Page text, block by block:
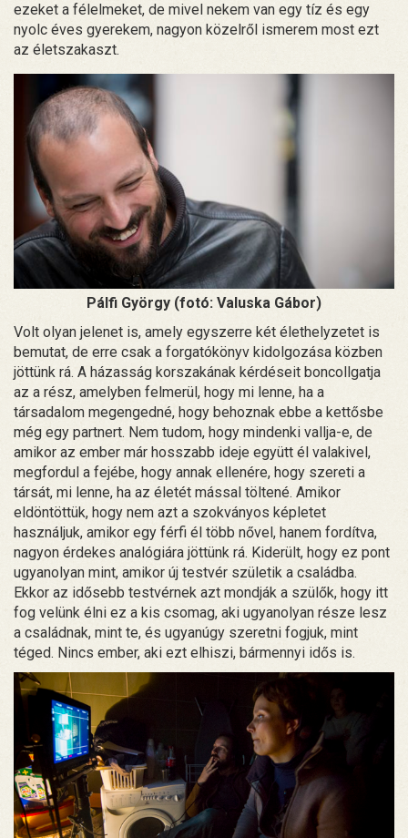
ezeket a félelmeket, de mivel nekem van egy tíz és egy
nyolc éves gyerekem, nagyon közelről ismerem most ezt
az életszakaszt.
Pálfi György (fotó: Valuska Gábor)
Volt olyan jelenet is, amely egyszerre két élethelyzetet is
bemutat, de erre csak a forgatókönyv kidolgozása közben
jöttünk rá. A házasság korszakának kérdéseit boncollgatja
az a rész, amelyben felmerül, hogy mi lenne, ha a
társadalom megengedné, hogy behoznak ebbe a kettősbe
még egy partnert. Nem tudom, hogy mindenki vallja-e, de
amikor az ember már hosszabb ideje együtt él valakivel,
megfordul a fejébe, hogy annak ellenére, hogy szereti a
társát, mi lenne, ha az életét mással töltené. Amikor
eldöntöttük, hogy nem azt a szokványos képletet
használjuk, amikor egy férfi él több nővel, hanem fordítva,
nagyon érdekes analógiára jöttünk rá. Kiderült, hogy ez pont
ugyanolyan mint, amikor új testvér születik a családba.
Ekkor az idősebb testvérnek azt mondják a szülők, hogy itt
fog velünk élni ez a kis csomag, aki ugyanolyan része lesz
a családnak, mint te, és ugyanúgy szeretni fogjuk, mint
téged. Nincs ember, aki ezt elhiszi, bármennyi idős is.